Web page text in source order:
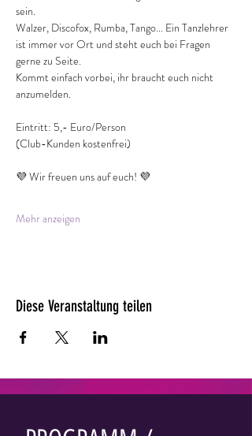
sein.
Walzer, Discofox, Rumba, Tango... Ein Tanzlehrer
ist immer vor Ort und steht euch bei Fragen
gerne zu Seite.
Kommt einfach vorbei, ihr braucht euch nicht
anzumelden.
Eintritt: 5,- Euro/Person
(Club-Kunden kostenfrei)
💜 Wir freuen uns auf euch! 💜
Mehr anzeigen
Diese Veranstaltung teilen